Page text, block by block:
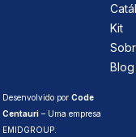
Kit
Blog
Desenvolvido por Code
Centauri– Uma empresa
EMIDGROUP.